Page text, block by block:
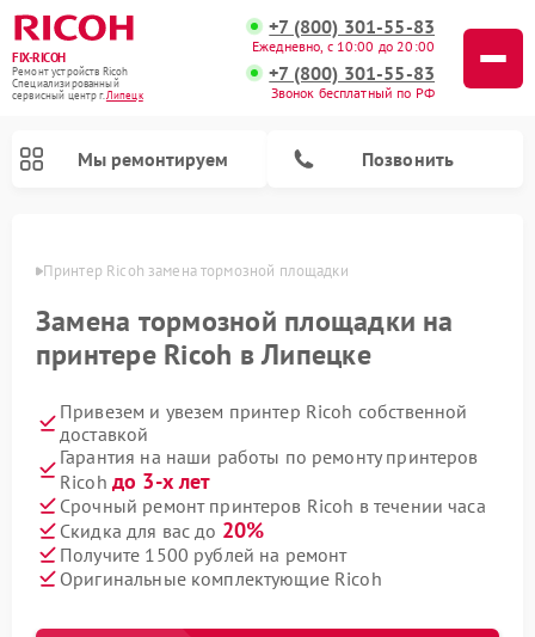
FIX-RICOH
Ремонт устройств Ricoh
Специализированный
cервисный центр г.Липецк
+7 (800) 301-55-83
Ежедневно, с 10:00 до 20:00
+7 (800) 301-55-83
Звонок бесплатный по РФ
Мы ремонтируем Позвонить
Принтер Ricoh замена тормозной площадки
Замена тормозной площадки на
принтере Ricoh в Липецке
Привезем и увезем принтер Ricoh собственной
доставкой
Гарантия на наши работы по ремонту принтеров
Ricoh до 3-х лет
Срочный ремонт принтеров Ricoh в течении часа
Скидка для вас до 20%
Получите 1500 рублей на ремонт
Оригинальные комплектующие Ricoh